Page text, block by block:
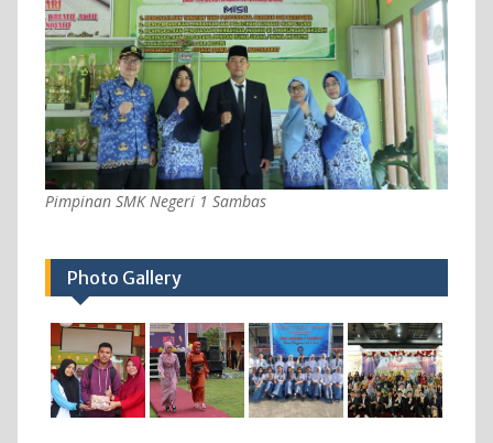
Pimpinan SMK Negeri 1 Sambas
Photo Gallery